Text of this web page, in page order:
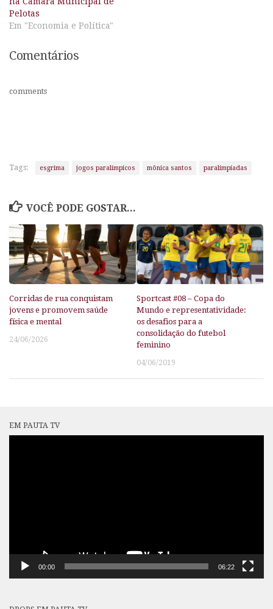
Pelotas
Em "Economia e Política"
Comentários
comments
Tags: esgrima jogos paralímpicos mônica santos paralimpíadas
VOCÊ PODE GOSTAR...
Corridas de rua conquistam
jovens e promovem saúde
física e mental
24/06/2026
Sportcast #08 – Copa do
Mundo e representatividade:
os desafios para a
consolidação do futebol
feminino
04/06/2019
EM PAUTA TV
00:00 06:22